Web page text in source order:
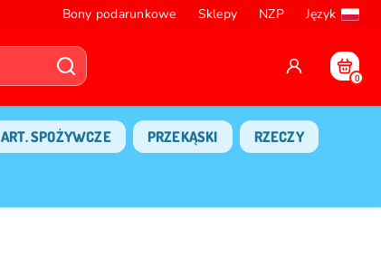
Bony podarunkowe Sklepy NZP Język
0
ART. SPOŻYWCZE PRZEKĄSKI RZECZY